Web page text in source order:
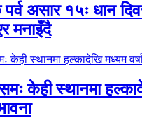
असार १५ः धान
मनाइँदै
केही स्थानमा